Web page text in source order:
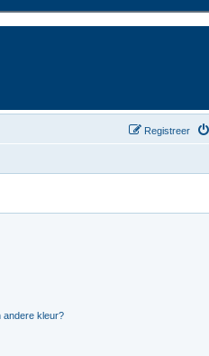
Registreer
andere kleur?